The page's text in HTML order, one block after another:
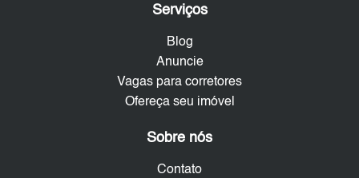
Serviços
Blog
Anuncie
Vagas para corretores
Ofereça seu imóvel
Sobre nós
Contato